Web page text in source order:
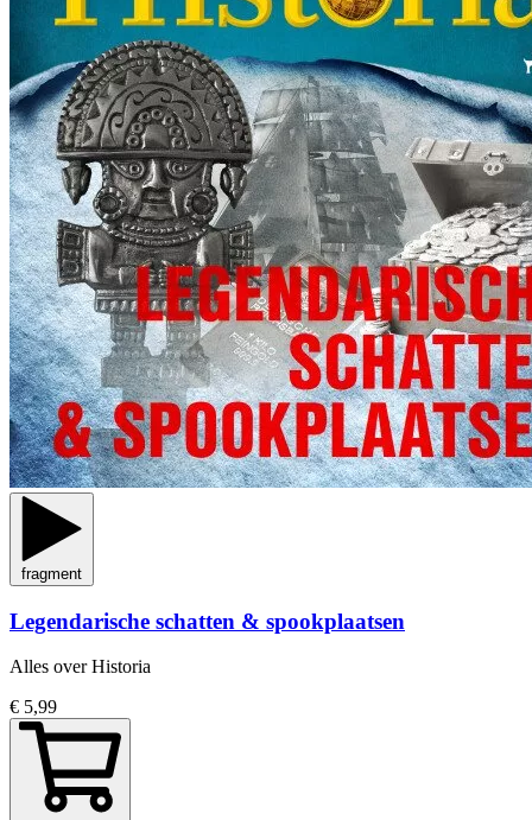
fragment
Legendarische schatten & spookplaatsen
Alles over Historia
€ 5,99